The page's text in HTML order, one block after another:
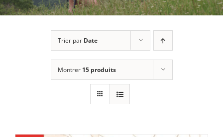
Trier par Date
Montrer 15 produits